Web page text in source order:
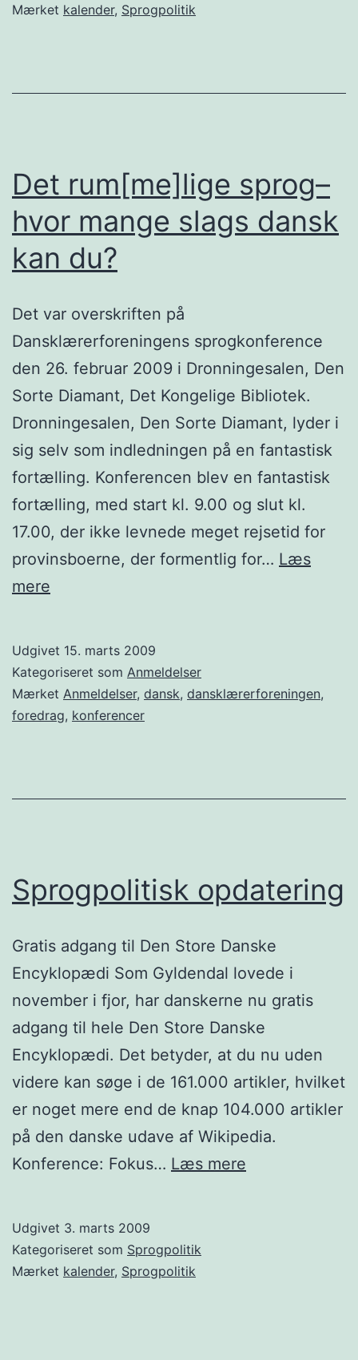
Mærket kalender, Sprogpolitik
Det rum[me]lige sprog–
hvor mange slags dansk
kan du?
Det var overskriften på
Dansklærerforeningens sprogkonference
den 26. februar 2009 i Dronningesalen, Den
Sorte Diamant, Det Kongelige Bibliotek.
Dronningesalen, Den Sorte Diamant, lyder i
sig selv som indledningen på en fantastisk
fortælling. Konferencen blev en fantastisk
fortælling, med start kl. 9.00 og slut kl.
17.00, der ikke levnede meget rejsetid for
provinsboerne, der formentlig for… Læs
mere
hvor
mange
slags
du?
Udgivet 15. marts 2009
Kategoriseret som Anmeldelser
Mærket Anmeldelser, dansk, dansklærerforeningen,
foredrag, konferencer
Sprogpolitisk opdatering
Gratis adgang til Den Store Danske
Encyklopædi Som Gyldendal lovede i
november i fjor, har danskerne nu gratis
adgang til hele Den Store Danske
Encyklopædi. Det betyder, at du nu uden
videre kan søge i de 161.000 artikler, hvilket
er noget mere end de knap 104.000 artikler
på den danske udave af Wikipedia.
Konference: Fokus… Læs mere
Udgivet 3. marts 2009
Kategoriseret som Sprogpolitik
Mærket kalender, Sprogpolitik